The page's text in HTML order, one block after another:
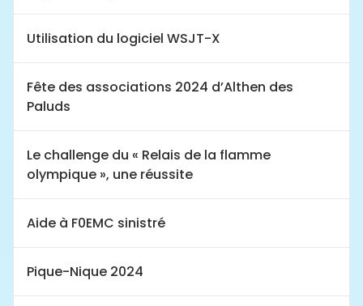
Utilisation du logiciel WSJT-X
Fête des associations 2024 d’Althen des
Paluds
Le challenge du « Relais de la flamme
olympique », une réussite
Aide à F0EMC sinistré
Pique-Nique 2024